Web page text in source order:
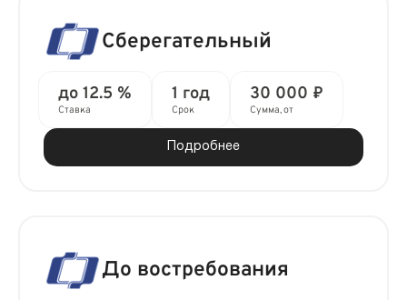
Сберегательный
до 12.5 %
Ставка
1 год
Срок
30 000 ₽
Сумма, от
Подробнее
До востребования